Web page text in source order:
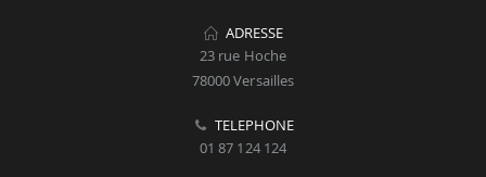
ADRESSE
23 rue Hoche
78000 Versailles
TELEPHONE
01 87 124 124